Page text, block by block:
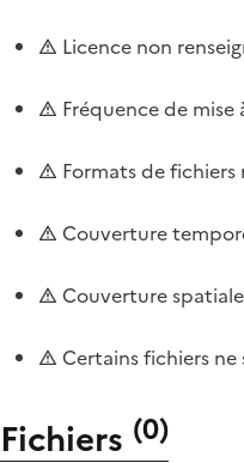
Licence non
Fréquence de mise
Formats de
Couverture
Couverture
Certains fichiers
Fichiers (0)